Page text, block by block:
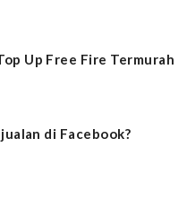
Up Free Fire Termurah
di Facebook?